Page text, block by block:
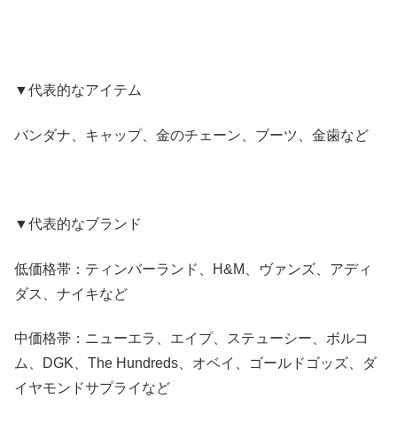
▼代表的なアイテム
バンダナ、キャップ、金のチェーン、ブーツ、金歯など
▼代表的なブランド
低価格帯：ティンバーランド、H&M、ヴァンズ、アディ
ダス、ナイキなど
中価格帯：ニューエラ、エイプ、ステューシー、ボルコ
ム、DGK、The Hundreds、オベイ、ゴールドゴッズ、ダ
イヤモンドサプライなど